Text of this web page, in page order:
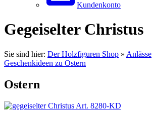
Kundenkonto
Gegeiselter Christus
Sie sind hier: Der Holzfiguren Shop » Anlässe
Geschenkideen zu Ostern
Ostern